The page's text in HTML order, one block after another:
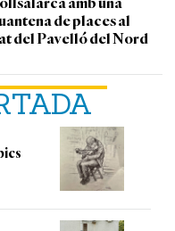
de places al
del Pavelló del Nord